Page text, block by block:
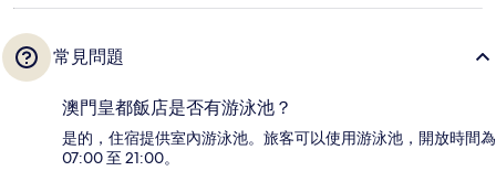
常見問題
澳門皇都飯店是否有游泳池？
是的，住宿提供室內游泳池。旅客可以使用游泳池，開放時間為
07:00 至 21:00。